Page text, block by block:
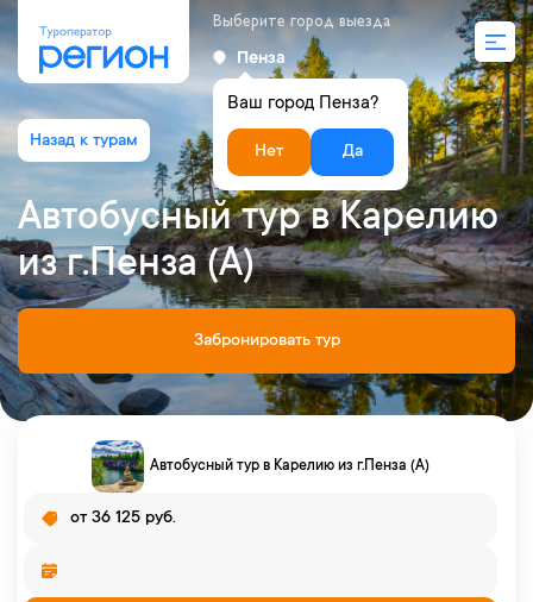
Выберите город выезда
Пенза
Ваш город Пенза?
Нет Да
Автобусный тур в Карелию
из г.Пенза (A)
Забронировать тур
Автобусный тур в Карелию из г.Пенза (A)
от 36 125 руб.